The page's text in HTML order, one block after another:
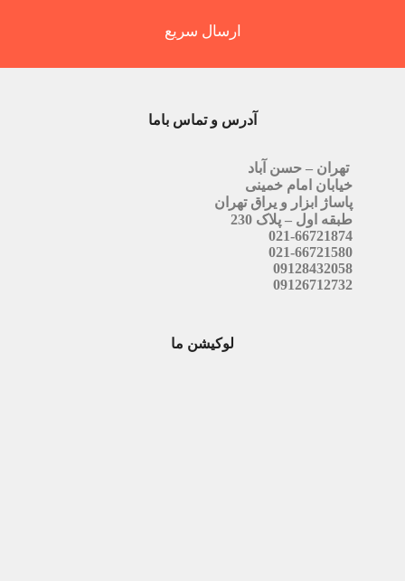
ارسال سریع
آدرس و تماس باما
تهران – حسن آباد
خیابان امام خمینی
پاساژ ابزار و یراق تهران
طبقه اول – پلاک 230
021-66721874
021-66721580
09128432058
09126712732
لوکیشن ما